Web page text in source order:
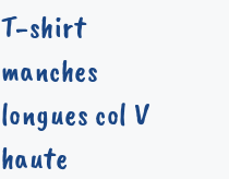
T-shirt
manches
longues col V
haute